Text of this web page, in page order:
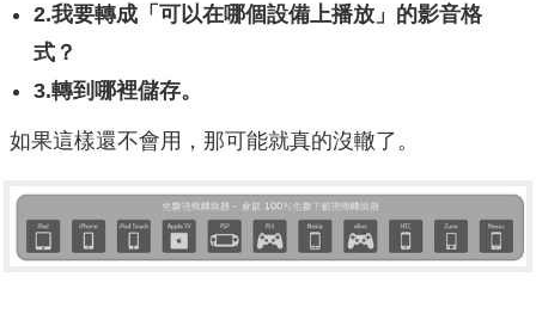
2.我要轉成「可以在哪個設備上播放」的影音格
式？
3.轉到哪裡儲存。
如果這樣還不會用，那可能就真的沒轍了。